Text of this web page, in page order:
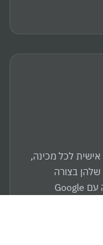
לכל מכינה,
בצורה
מרשימה ומזמינה. שילבנו אינטגרציה עם Google